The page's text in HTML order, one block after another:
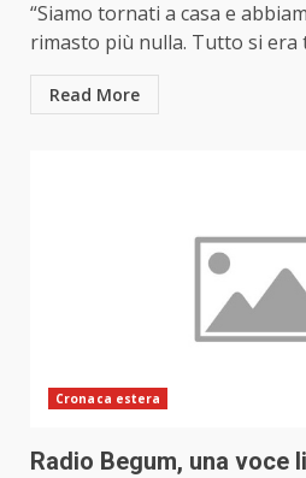
“Siamo tornati a casa e
rimasto più nulla. Tutto si era
Read More
Cronaca estera
Radio Begum, una voce